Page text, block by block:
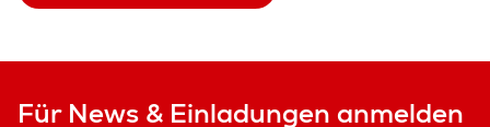
Für News & Einladungen anmelden